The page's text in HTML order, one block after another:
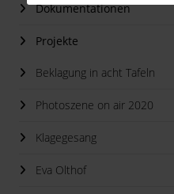
Dokumentationen
Projekte
Beklagung in acht Tafeln
Photoszene on air 2020
Klagegesang
Eva Olthof